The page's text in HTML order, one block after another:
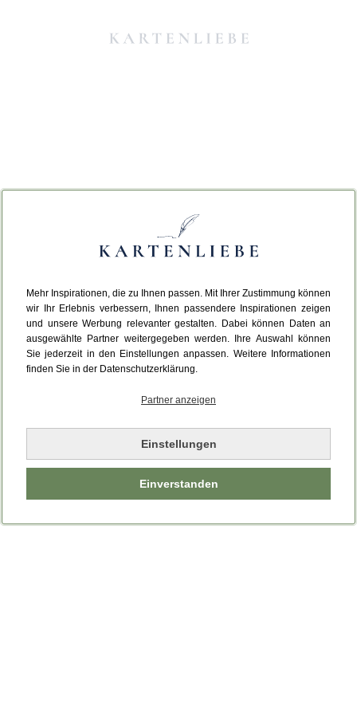
Mehr Inspirationen, die zu Ihnen passen. Mit Ihrer Zustimmung können
wir Ihr Erlebnis verbessern, Ihnen passendere Inspirationen zeigen
und unsere Werbung relevanter gestalten. Dabei können Daten an
ausgewählte Partner weitergegeben werden. Ihre Auswahl können
Sie jederzeit in den Einstellungen anpassen. Weitere Informationen
finden Sie in der Datenschutzerklärung.
Partner anzeigen
Einstellungen
Einverstanden
Da ist etwas schiefgelaufen.
Leider ist ein technischer Fehler aufgetreten.
Bitte laden Sie die Seite neu.